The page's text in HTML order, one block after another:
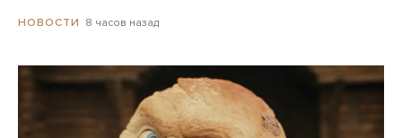
НОВОСТИ 8 часов назад